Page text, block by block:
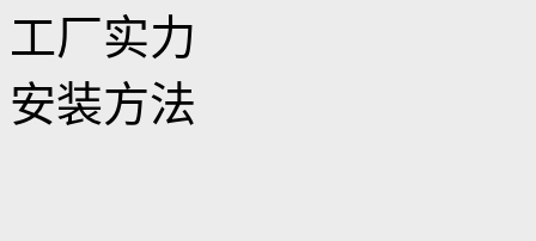
工厂实力
安装方法